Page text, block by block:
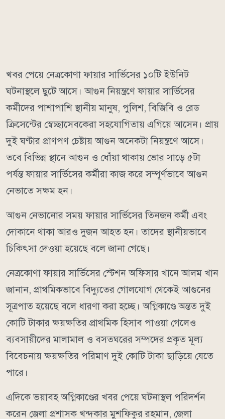
খবর পেয়ে নেত্রকোণা ফায়ার সার্ভিসের ১০টি ইউনিট
ঘটনাস্থলে ছুটে আসে। আগুন নিয়ন্ত্রণে ফায়ার সার্ভিসের
কর্মীদের পাশাপাশি স্থানীয় মানুষ, পুলিশ, বিজিবি ও রেড
ক্রিসেন্টের স্বেচ্ছাসেবকেরা সহযোগিতায় এগিয়ে আসেন। প্রায়
দুই ঘণ্টার প্রাণপণ চেষ্টায় আগুন অনেকটা নিয়ন্ত্রণে আসে।
তবে বিভিন্ন স্থানে আগুন ও ধোঁয়া থাকায় ভোর সাড়ে ৫টা
পর্যন্ত ফায়ার সার্ভিসের কর্মীরা কাজ করে সম্পূর্ণভাবে আগুন
নেভাতে সক্ষম হন।
আগুন নেভানোর সময় ফায়ার সার্ভিসের তিনজন কর্মী এবং
দোকানে থাকা আরও দুজন আহত হন। তাদের স্থানীয়ভাবে
চিকিৎসা দেওয়া হয়েছে বলে জানা গেছে।
নেত্রকোণা ফায়ার সার্ভিসের স্টেশন অফিসার খানে আলম খান
জানান, প্রাথমিকভাবে বিদ্যুতের গোলযোগ থেকেই আগুনের
সূত্রপাত হয়েছে বলে ধারণা করা হচ্ছে। অগ্নিকাণ্ডে অন্তত দুই
কোটি টাকার ক্ষয়ক্ষতির প্রাথমিক হিসাব পাওয়া গেলেও
ব্যবসায়ীদের মালামাল ও বসতঘরের সম্পদের প্রকৃত মূল্য
বিবেচনায় ক্ষয়ক্ষতির পরিমাণ দুই কোটি টাকা ছাড়িয়ে যেতে
পারে।
এদিকে ভয়াবহ অগ্নিকাণ্ডের খবর পেয়ে ঘটনাস্থল পরিদর্শন
করেন জেলা প্রশাসক খন্দকার মুশফিকুর রহমান, জেলা